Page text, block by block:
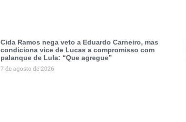
Cida Ramos nega veto a Eduardo Carneiro, mas
condiciona vice de Lucas a compromisso com
palanque de Lula: “Que agregue”
7 de agosto de 2026